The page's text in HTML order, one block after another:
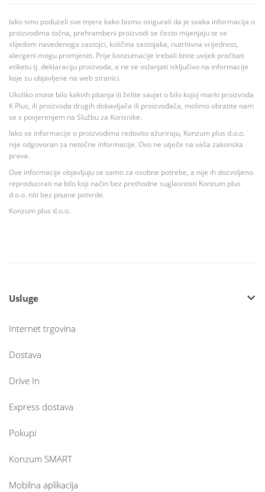
Iako smo poduzeli sve mjere kako bismo osigurali da je svaka informacija o
proizvodima točna, prehrambeni proizvodi se često mijenjaju te se
slijedom navedenoga sastojci, količina sastojaka, nutritivna vrijednost,
alergeni mogu promjeniti. Prije konzumacije trebali biste uvijek pročitati
etiketu tj. deklaraciju proizvoda, a ne se oslanjati isključivo na informacije
koje su objavljene na web stranici.
Ukoliko imate bilo kakvih pitanja ili želite savjet o bilo kojoj marki proizvoda
K Plus, ili proizvoda drugih dobavljača ili proizvođača, molimo obratite nam
se s povjerenjem na Službu za Korisnike.
Iako se informacije o proizvodima redovito ažuriraju, Konzum plus d.o.o.
nije odgovoran za netočne informacije. Ovo ne utječe na vaša zakonska
prava.
Ove informacije objavljuju se samo za osobne potrebe, a nije ih dozvoljeno
reproducirati na bilo koji način bez prethodne suglasnosti Konzum plus
d.o.o. niti bez pisane potvrde.
Konzum plus d.o.o.
Usluge
Internet trgovina
Dostava
Drive In
Express dostava
Pokupi
Konzum SMART
Mobilna aplikacija